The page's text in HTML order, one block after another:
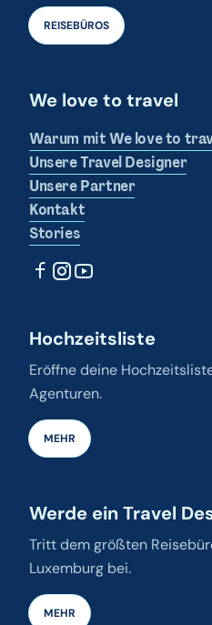
REISEBÜROS
We love to travel
Warum mit We love to
Unsere Travel Designer
Unsere Partner
Kontakt
Stories
Hochzeitsliste
Eröffne deine
Agenturen.
MEHR
Werde ein Travel
Tritt dem größten
Luxemburg bei.
MEHR